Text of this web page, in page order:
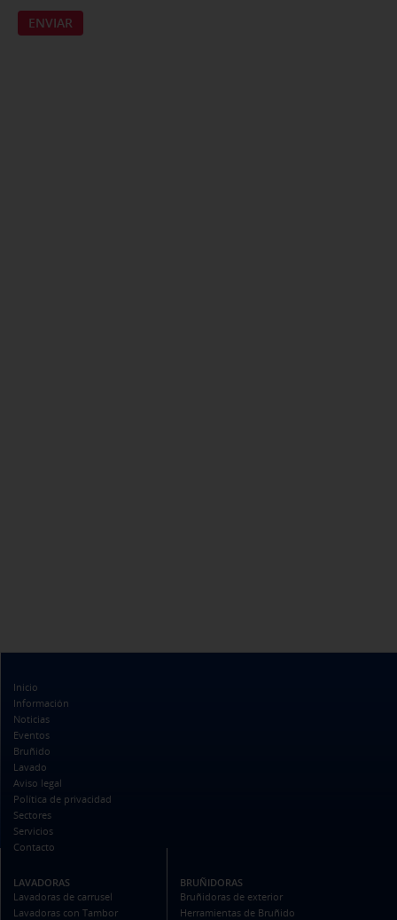
ENVIAR
Inicio
Información
Noticias
Eventos
Bruñido
Lavado
Aviso legal
Política de privacidad
Sectores
Servicios
Contacto
LAVADORAS
Lavadoras de carrusel
Lavadoras con Tambor
BRUÑIDORAS
Bruñidoras de exterior
Herramientas de Bruñido